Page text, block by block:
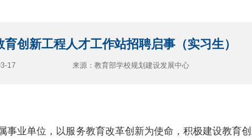
创新工程人才工作站招聘启事（实习生）
03-17 来源：教育部学校规划建设发展中心
事业单位，以服务教育改革创新为使命，积极建设教育